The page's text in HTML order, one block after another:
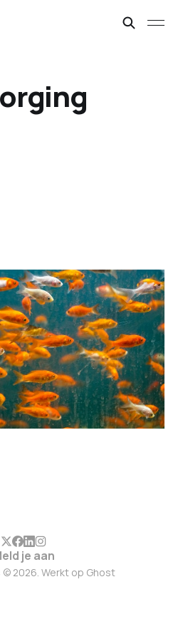
Members
je aan
2026. Werkt op Ghost